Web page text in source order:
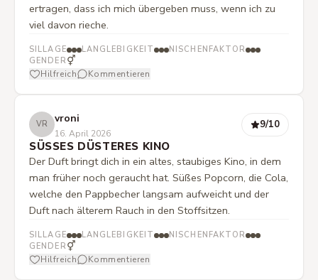
ertragen, dass ich mich übergeben muss, wenn ich zu
viel davon rieche.
SILLAGE LANGLEBIGKEIT
NISCHENFAKTOR
GENDER ⚥
Hilfreich Kommentieren
VR vroni
16. April 2026
9/10
SÜSSES DÜSTERES KINO
Der Duft bringt dich in ein altes, staubiges Kino, in dem
man früher noch geraucht hat. Süßes Popcorn, die Cola,
welche den Pappbecher langsam aufweicht und der
Duft nach älterem Rauch in den Stoffsitzen.
SILLAGE LANGLEBIGKEIT
NISCHENFAKTOR
GENDER ⚥
Hilfreich Kommentieren